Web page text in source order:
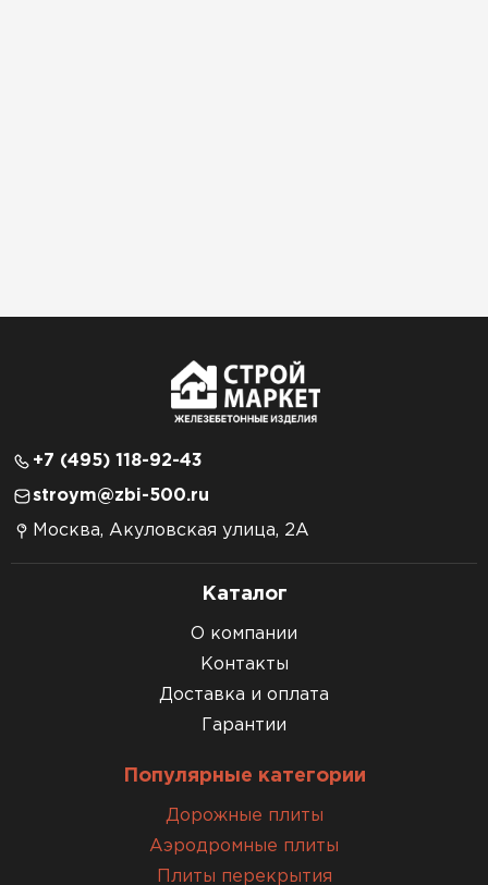
+7 (495) 118-92-43
stroym@zbi-500.ru
Москва, Акуловская улица, 2А
Каталог
О компании
Контакты
Доставка и оплата
Гарантии
Популярные категории
Дорожные плиты
Аэродромные плиты
Плиты перекрытия